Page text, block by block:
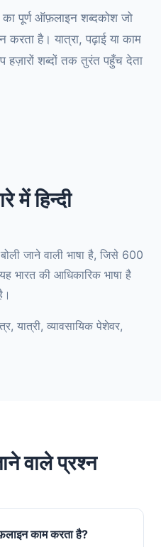
का पूर्ण ऑफ़लाइन शब्दकोश जो
है। यात्रा, पढ़ाई या काम
हज़ारों शब्दों तक तुरंत पहुँच देता
में हिन्दी
जाने वाली भाषा है, जिसे 600
भारत की आधिकारिक भाषा है
यात्री, व्यावसायिक पेशेवर,
वाले प्रश्न
काम करता है?